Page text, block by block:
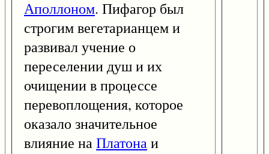
Аполлоном. Пифагор был
строгим вегетарианцем и
развивал учение о
переселении душ и их
очищении в процессе
перевоплощения, которое
оказало значительное
влияние наПлатонаи